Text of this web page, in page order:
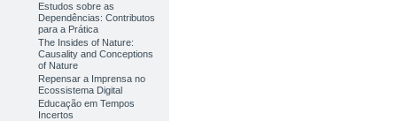
Estudos sobre as
Dependências: Contributos
para a Prática
The Insides of Nature:
Causality and Conceptions
of Nature
Repensar a Imprensa no
Ecossistema Digital
Educação em Tempos
Incertos